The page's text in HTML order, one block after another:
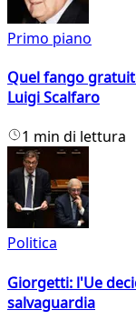
Primo piano
Quel fango
Luigi Scalfaro
1 min di lettura
Politica
Giorgetti: l'Ue
salvaguardia